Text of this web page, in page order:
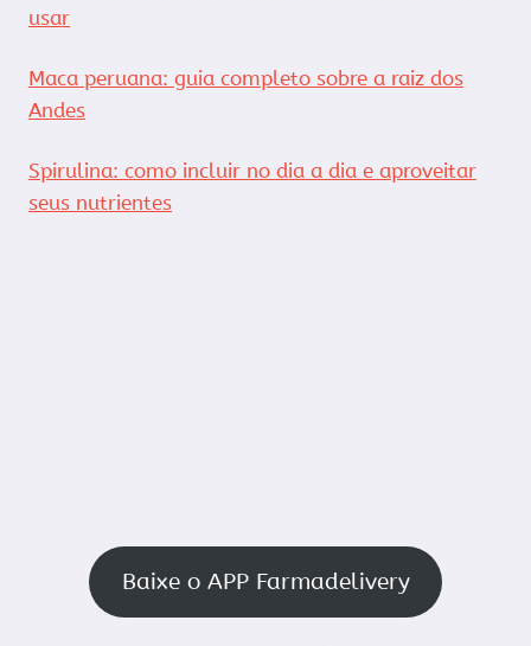
usar
Maca peruana: guia completo sobre a raiz dos
Andes
Spirulina: como incluir no dia a dia e aproveitar
seus nutrientes
Baixe o APP Farmadelivery